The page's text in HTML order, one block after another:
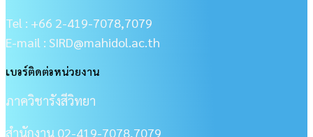
Tel : +66 2-419-7078,7079
E-mail : SIRD@mahidol.ac.th
เบอร์ติดต่อหน่วยงาน
ภาควิชารังสีวิทยา
สำนักงาน 02-419-7078,7079